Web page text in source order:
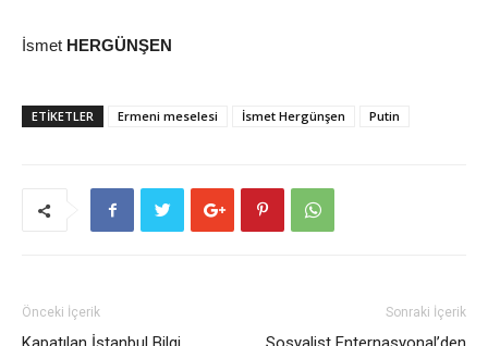
İsmet HERGÜNŞEN
ETİKETLER Ermeni meselesi İsmet Hergünşen Putin
Önceki İçerik Sonraki İçerik